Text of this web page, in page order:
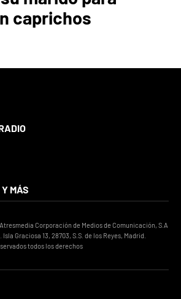
caprichos
MÁS
Corporación de Medios de Comunicación, S.A
Isla Graciosa 13, 28703, S.S. de los Reyes, Madrid.
todos los derechos